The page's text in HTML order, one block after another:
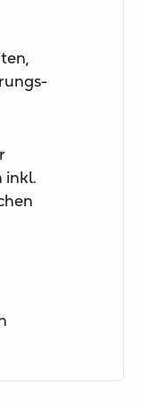
inkl.